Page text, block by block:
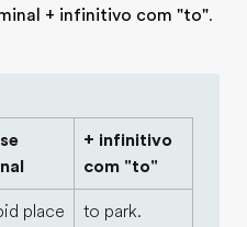
+ infinitivo com "to".
+ infinitivo
com "to"
place to park.